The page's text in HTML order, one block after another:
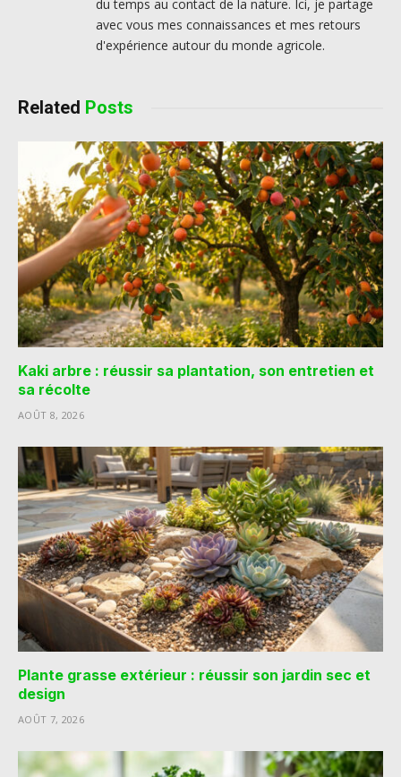
du temps au contact de la nature. Ici, je partage
avec vous mes connaissances et mes retours
d'expérience autour du monde agricole.
Related Posts
Kaki arbre : réussir sa plantation, son entretien et
sa récolte
AOÛT 8, 2026
Plante grasse extérieur : réussir son jardin sec et
design
AOÛT 7, 2026